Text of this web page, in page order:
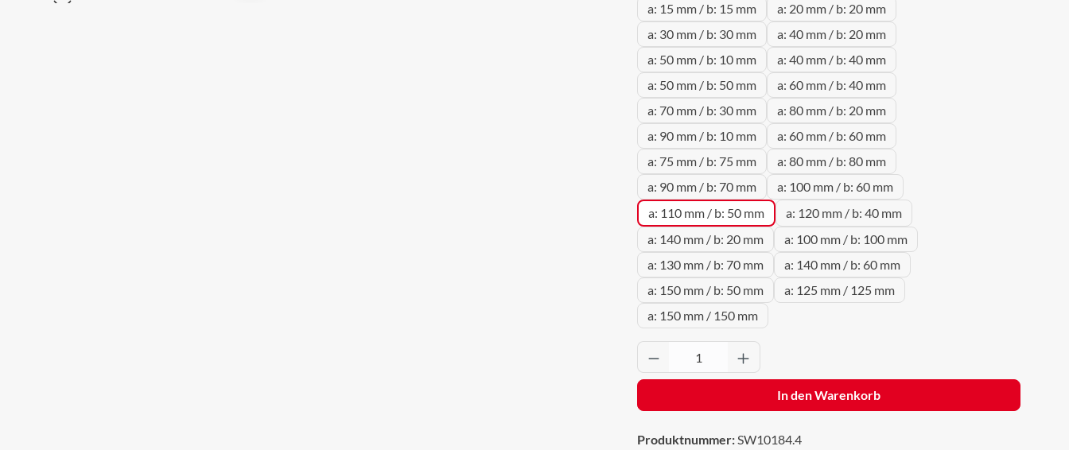
a: 15 mm / b: 15 mm
a: 20 mm / b: 20 mm
a: 30 mm / b: 30 mm
a: 40 mm / b: 20 mm
a: 50 mm / b: 10 mm
a: 40 mm / b: 40 mm
a: 50 mm / b: 50 mm
a: 60 mm / b: 40 mm
a: 70 mm / b: 30 mm
a: 80 mm / b: 20 mm
a: 90 mm / b: 10 mm
a: 60 mm / b: 60 mm
a: 75 mm / b: 75 mm
a: 80 mm / b: 80 mm
a: 90 mm / b: 70 mm
a: 100 mm / b: 60 mm
a: 110 mm / b: 50 mm
a: 120 mm / b: 40 mm
a: 140 mm / b: 20 mm
a: 100 mm / b: 100 mm
a: 130 mm / b: 70 mm
a: 140 mm / b: 60 mm
a: 150 mm / b: 50 mm
a: 125 mm / 125 mm
a: 150 mm / 150 mm
Produkt Anzahl: Gib den gewünschten Wert ein
In den Warenkorb
Produktnummer:SW10184.4